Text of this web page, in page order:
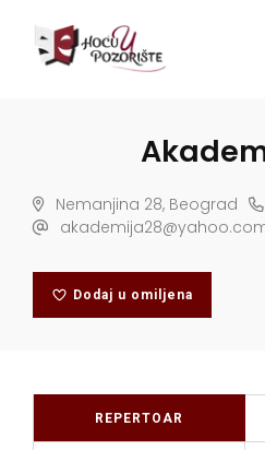
Nemanjina 28, Beograd
Dodaj u omiljena
REPERTOAR